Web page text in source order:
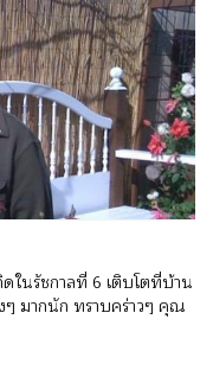
ในรัชกาลที่ 6 เติบโตที่บ้าน
ๆ มากนัก ทราบคร่าวๆ คุณ